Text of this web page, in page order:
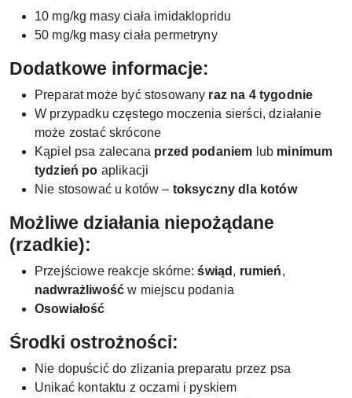
10 mg/kg masy ciała imidaklopridu
50 mg/kg masy ciała permetryny
Dodatkowe informacje:
Preparat może być stosowany raz na 4 tygodnie
W przypadku częstego moczenia sierści, działanie
może zostać skrócone
Kąpiel psa zalecana przed podaniem lub minimum
tydzień po aplikacji
Nie stosować u kotów – toksyczny dla kotów
Możliwe działania niepożądane
(rzadkie):
Przejściowe reakcje skórne:świąd , rumień,
nadwrażliwość w miejscu podania
Osowiałość
Środki ostrożności:
Nie dopuścić do zlizania preparatu przez psa
Unikać kontaktu z oczami i pyskiem